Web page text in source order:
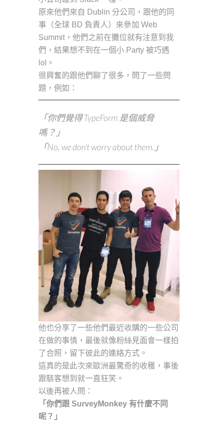
原來他們來自 Dublin 分公司，跟他的同
事（全球 BD 負責人）來參加 Web
Summit，他們之前在攤位就有注意到我
們，結果想不到在一個小 Party 被巧遇
lol。
很興奮的跟他們聊了很多，問了一些問
題，例如：
「你們覺得 TypeForm 是個威脅
嗎？」
「No, we don’t worry about them.」
他也分享了一些他們最近收購的一些公司
在做的事情，最後就像粉絲見面會一樣拍
了合照，留下彼此的連絡方式。
這真的是此次來歐洲最驚奇的收穫，事後
跟駭客想到就一直狂笑。
以後再被人問：
「你們跟 SurveyMonkey 有什麼不同
呢？」